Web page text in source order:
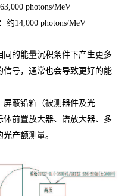
photons/MeV
约14,000 photons/MeV
的能量沉积条件下产生更多
号，通常也会导致更好的能
屏蔽铅箱（被测器件及光
前置放大器、谱放大器、多
产额测量。